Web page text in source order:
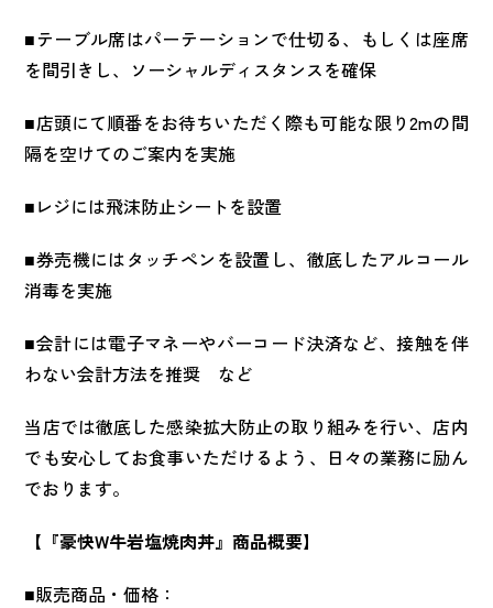
■テーブル席はパーテーションで仕切る、もしくは座席
を間引きし、ソーシャルディスタンスを確保
■店頭にて順番をお待ちいただく際も可能な限り2mの間
隔を空けてのご案内を実施
■レジには飛沫防止シートを設置
■券売機にはタッチペンを設置し、徹底したアルコール
消毒を実施
■会計には電子マネーやバーコード決済など、接触を伴
わない会計方法を推奨 など
当店では徹底した感染拡大防止の取り組みを行い、店内
でも安心してお食事いただけるよう、日々の業務に励ん
でおります。
【『豪快W牛岩塩焼肉丼』商品概要】
■販売商品・価格：